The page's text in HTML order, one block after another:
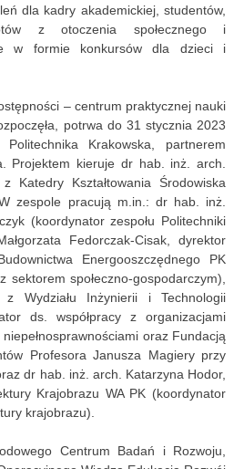
dla kadry akademickiej, studentów,
z otoczenia społecznego i
w formie konkursów dla dzieci i
– centrum praktycznej nauki
potrwa do 31 stycznia 2023
Krakowska, partnerem
Projektem kieruje dr hab. inż. arch.
Katedry Kształtowania Środowiska
zespole pracują m.in.: dr hab. inż.
(koordynator zespołu Politechniki
Fedorczak-Cisak, dyrektor
Energooszczędnego PK
sektorem społeczno-gospodarczym),
Wydziału Inżynierii i Technologii
ds. współpracy z organizacjami
oraz Fundacją
Profesora Janusza Magiery przy
dr hab. inż. arch. Katarzyna Hodor,
Krajobrazu WA PK (koordynator
krajobrazu).
Centrum Badań i Rozwoju,